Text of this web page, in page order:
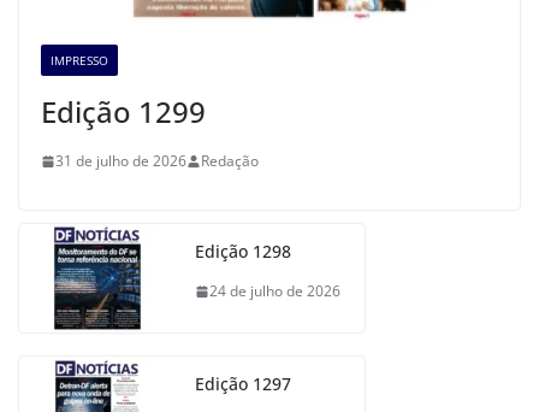
IMPRESSO
Edição 1299
31 de julho de 2026 Redação
Edição 1298
24 de julho de 2026
Edição 1297